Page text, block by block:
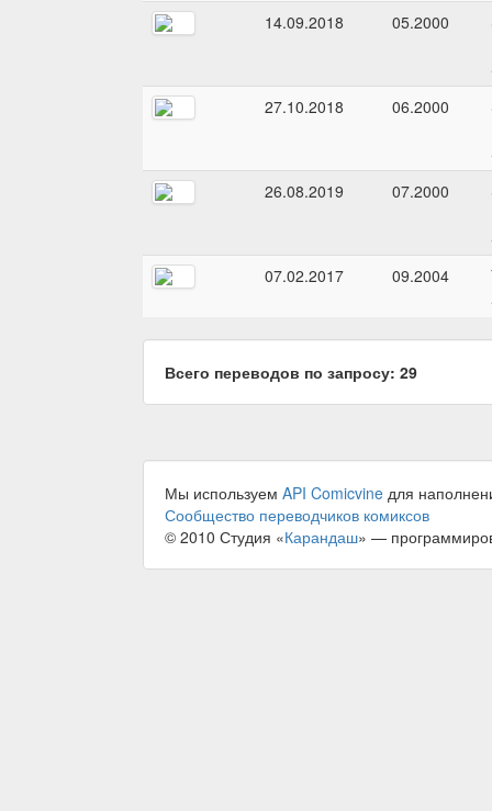
14.09.2018
05.2000
27.10.2018
06.2000
26.08.2019
07.2000
07.02.2017
09.2004
Всего переводов по запросу: 29
Мы используем API Comicvine для
Сообщество переводчиков комиксов
© 2010 Студия «Карандаш» —